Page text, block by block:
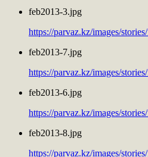
feb2013-3.jpg
https://parvaz.kz/images/
feb2013-7.jpg
https://parvaz.kz/images/
feb2013-6.jpg
https://parvaz.kz/images/
feb2013-8.jpg
https://parvaz.kz/images/